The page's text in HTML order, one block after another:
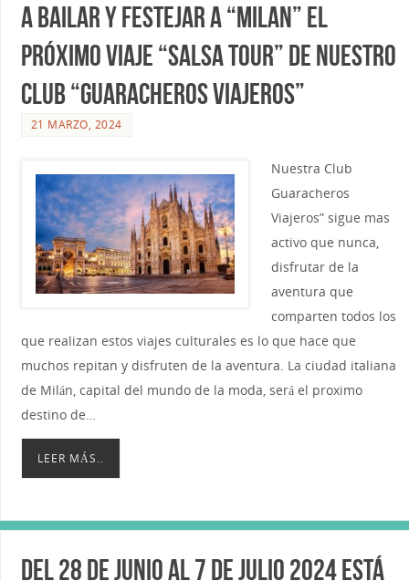
A Bailar y Festejar a “Milan” el
próximo viaje “Salsa Tour” de nuestro
club “Guaracheros Viajeros”
21 MARZO, 2024
Nuestra Club
Guaracheros
Viajeros” sigue mas
activo que nunca,
disfrutar de la
aventura que
comparten todos los
que realizan estos viajes culturales es lo que hace que
muchos repitan y disfruten de la aventura. La ciudad italiana
de Milán, capital del mundo de la moda, será el proximo
destino de…
LEER MÁS..
Del 28 de junio al 7 de Julio 2024 está